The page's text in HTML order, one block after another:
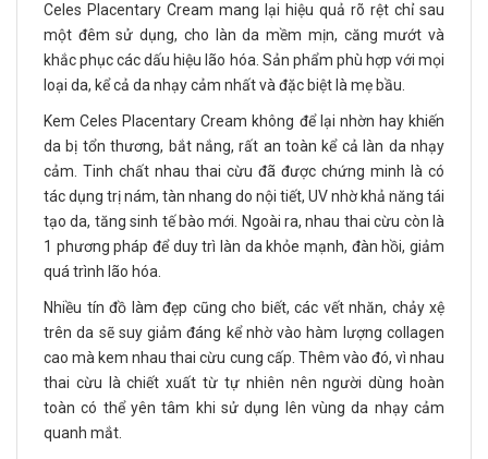
Celes Placentary Cream mang lại hiệu quả rõ rệt chỉ sau
một đêm sử dụng, cho làn da mềm mịn, căng mướt và
khắc phục các dấu hiệu lão hóa. Sản phẩm phù hợp với mọi
loại da, kể cả da nhạy cảm nhất và đặc biệt là mẹ bầu.
Kem Celes Placentary Cream không để lại nhờn hay khiến
da bị tổn thương, bắt nắng, rất an toàn kể cả làn da nhạy
cảm. Tinh chất nhau thai cừu đã được chứng minh là có
tác dụng trị nám, tàn nhang do nội tiết, UV nhờ khả năng tái
tạo da, tăng sinh tế bào mới. Ngoài ra, nhau thai cừu còn là
1 phương pháp để duy trì làn da khỏe mạnh, đàn hồi, giảm
quá trình lão hóa.
Nhiều tín đồ làm đẹp cũng cho biết, các vết nhăn, chảy xệ
trên da sẽ suy giảm đáng kể nhờ vào hàm lượng collagen
cao mà kem nhau thai cừu cung cấp. Thêm vào đó, vì nhau
thai cừu là chiết xuất từ tự nhiên nên người dùng hoàn
toàn có thể yên tâm khi sử dụng lên vùng da nhạy cảm
quanh mắt.